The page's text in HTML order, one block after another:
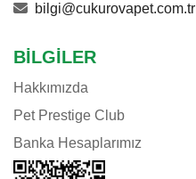
bilgi@cukurovapet.com.tr
BILGILER
Hakkımızda
Pet Prestige Club
Banka Hesaplarımız